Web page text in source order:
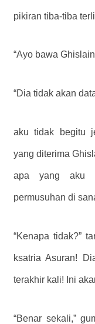
pikiran tiba-tiba
“Ayo bawa
“Dia tidak akan
aku tidak begitu
yang diterima
apa yang aku
permusuhan di
“Kenapa tidak?”
ksatria Asuran!
terakhir kali! Ini
“Benar sekali,”